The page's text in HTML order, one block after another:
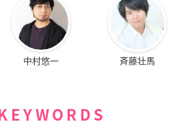
中村悠一 斉藤壮馬
KEYWORDS